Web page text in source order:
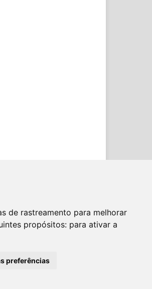
de rastreamento para melhorar
propósitos: para ativar a
preferências